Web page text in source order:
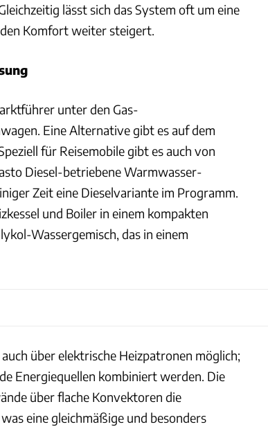
lässt sich das System oft um eine
Komfort weiter steigert.
unter den Gas-
Eine Alternative gibt es auf dem
für Reisemobile gibt es auch von
Diesel-betriebene Warmwasser-
Zeit eine Dieselvariante im Programm.
und Boiler in einem kompakten
Wassergemisch, das in einem
über elektrische Heizpatronen möglich;
Energiequellen kombiniert werden. Die
über flache Konvektoren die
eine gleichmäßige und besonders